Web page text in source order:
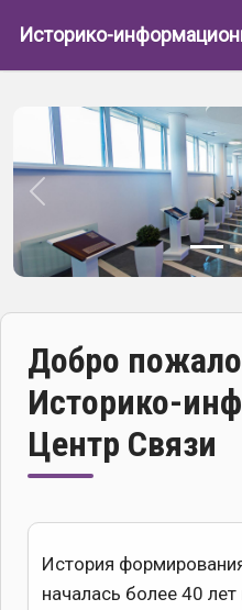
Историко-
Назад
Добро
Историко-
Центр Связи
История
началась более 40